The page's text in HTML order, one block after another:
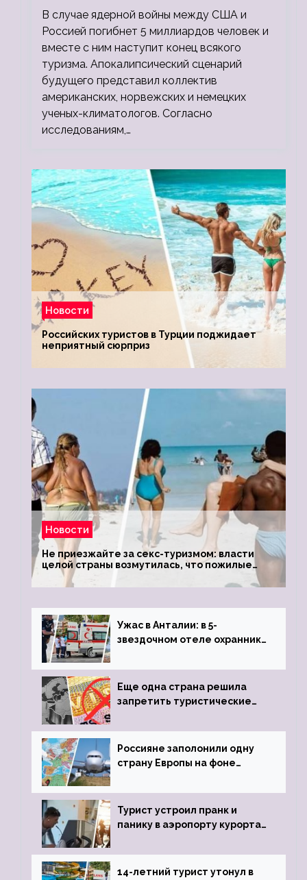
миллионов, а потом 5 миллиардов
людей
В случае ядерной войны между США и
Россией погибнет 5 миллиардов человек и
вместе с ним наступит конец всякого
туризма. Апокалипсический сценарий
будущего представил коллектив
американских, норвежских и немецких
ученых-климатологов. Согласно
исследованиям,…
Новости
Российских туристов в Турции поджидает
неприятный сюрприз
Новости
Не приезжайте за секс-туризмом: власти
целой страны возмутилась, что пожилые
туристки массово едут к ним, чтобы
обзавестись молодыми любовниками
Ужас в Анталии: в 5-
звездочном отеле охранник
пистолета
Еще одна страна решила
запретить туристические
Россияне заполонили одну
страну Европы на фоне
виз
Турист устроил пранк и
панику в аэропорту курорта,
задержке рейса
14-летний турист утонул в